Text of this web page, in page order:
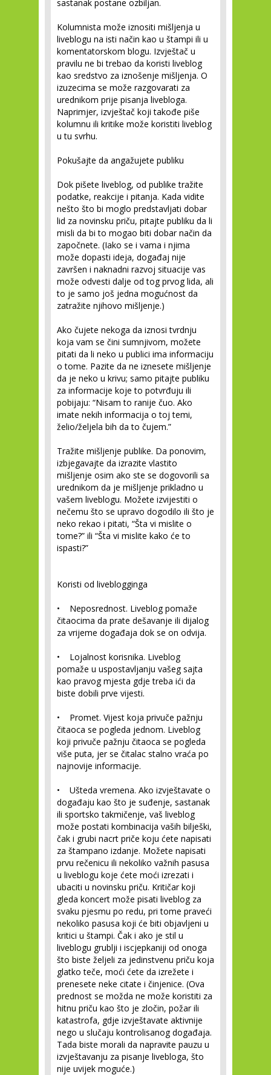
sastanak postane ozbiljan.
Kolumnista može iznositi mišljenja u
liveblogu na isti način kao u štampi ili u
komentatorskom blogu. Izvještač u
pravilu ne bi trebao da koristi liveblog
kao sredstvo za iznošenje mišljenja. O
izuzecima se može razgovarati za
urednikom prije pisanja livebloga.
Naprimjer, izvještač koji takođe piše
kolumnu ili kritike može koristiti liveblog
u tu svrhu.
Pokušajte da angažujete publiku
Dok pišete liveblog, od publike tražite
podatke, reakcije i pitanja. Kada vidite
nešto što bi moglo predstavljati dobar
lid za novinsku priču, pitajte publiku da li
misli da bi to mogao biti dobar način da
započnete. (Iako se i vama i njima
može dopasti ideja, događaj nije
završen i naknadni razvoj situacije vas
može odvesti dalje od tog prvog lida, ali
to je samo još jedna mogućnost da
zatražite njihovo mišljenje.)
Ako čujete nekoga da iznosi tvrdnju
koja vam se čini sumnjivom, možete
pitati da li neko u publici ima informaciju
o tome. Pazite da ne iznesete mišljenje
da je neko u krivu; samo pitajte publiku
za informacije koje to potvrđuju ili
pobijaju: “Nisam to ranije čuo. Ako
imate nekih informacija o toj temi,
želio/željela bih da to čujem.”
Tražite mišljenje publike. Da ponovim,
izbjegavajte da izrazite vlastito
mišljenje osim ako ste se dogovorili sa
urednikom da je mišljenje prikladno u
vašem liveblogu. Možete izvijestiti o
nečemu što se upravo dogodilo ili što je
neko rekao i pitati, “Šta vi mislite o
tome?” ili “Šta vi mislite kako će to
ispasti?”
Koristi od liveblogginga
• Neposrednost. Liveblog pomaže
čitaocima da prate dešavanje ili dijalog
za vrijeme događaja dok se on odvija.
• Lojalnost korisnika. Liveblog
pomaže u uspostavljanju vašeg sajta
kao pravog mjesta gdje treba ići da
biste dobili prve vijesti.
• Promet. Vijest koja privuče pažnju
čitaoca se pogleda jednom. Liveblog
koji privuče pažnju čitaoca se pogleda
više puta, jer se čitalac stalno vraća po
najnovije informacije.
• Ušteda vremena. Ako izvještavate o
događaju kao što je suđenje, sastanak
ili sportsko takmičenje, vaš liveblog
može postati kombinacija vaših bilješki,
čak i grubi nacrt priče koju ćete napisati
za štampano izdanje. Možete napisati
prvu rečenicu ili nekoliko važnih pasusa
u liveblogu koje ćete moći izrezati i
ubaciti u novinsku priču. Kritičar koji
gleda koncert može pisati liveblog za
svaku pjesmu po redu, pri tome praveći
nekoliko pasusa koji će biti objavljeni u
kritici u štampi. Čak i ako je stil u
liveblogu grublji i iscjepkaniji od onoga
što biste željeli za jedinstvenu priču koja
glatko teče, moći ćete da izrežete i
prenesete neke citate i činjenice. (Ova
prednost se možda ne može koristiti za
hitnu priču kao što je zločin, požar ili
katastrofa, gdje izvještavate aktivnije
nego u slučaju kontrolisanog događaja.
Tada biste morali da napravite pauzu u
izvještavanju za pisanje livebloga, što
nije uvijek moguće.)